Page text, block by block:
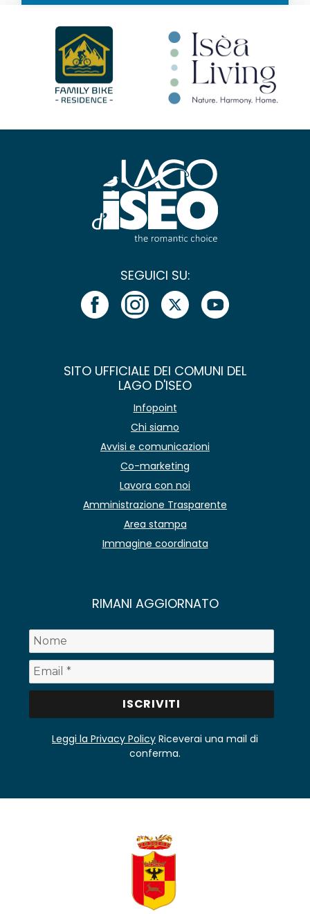
SEGUICI SU:
SITO UFFICIALE DEI COMUNI DEL
LAGO D'ISEO
Infopoint
Chi siamo
Avvisi e comunicazioni
Co-marketing
Lavora con noi
Amministrazione Trasparente
Area stampa
Immagine coordinata
RIMANI AGGIORNATO
Leggi la Privacy Policy Riceverai una mail di
conferma.